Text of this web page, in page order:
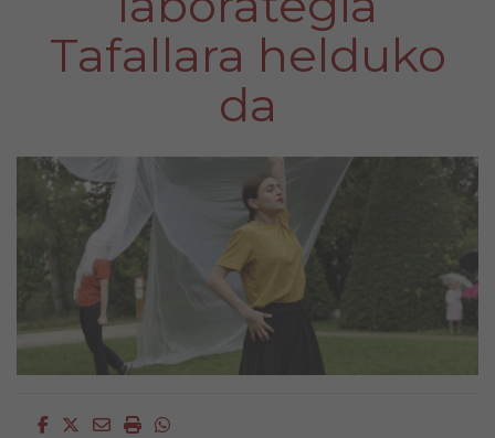
Tafallara helduko
da
Facebook
Twitter
EmailImprimirWhatsapp